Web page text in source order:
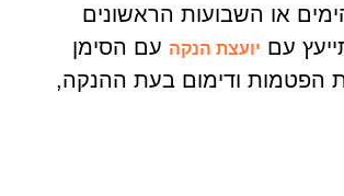
או השבועות הראשונים
עם יועצת הנקה עם הסימן
הפטמות ודימום בעת ההנקה,